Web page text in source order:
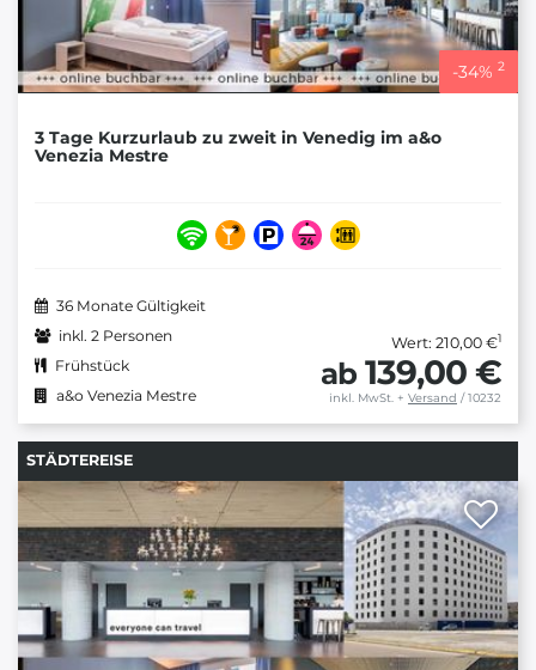
-34% 2
3 Tage Kurzurlaub zu zweit in Venedig im a&o
Venezia Mestre
36 Monate Gültigkeit
inkl. 2 Personen
Frühstück
a&o Venezia Mestre
Wert: 210,00 €1
ab 139,00 €
inkl. MwSt. + Versand / 10232
STÄDTEREISE